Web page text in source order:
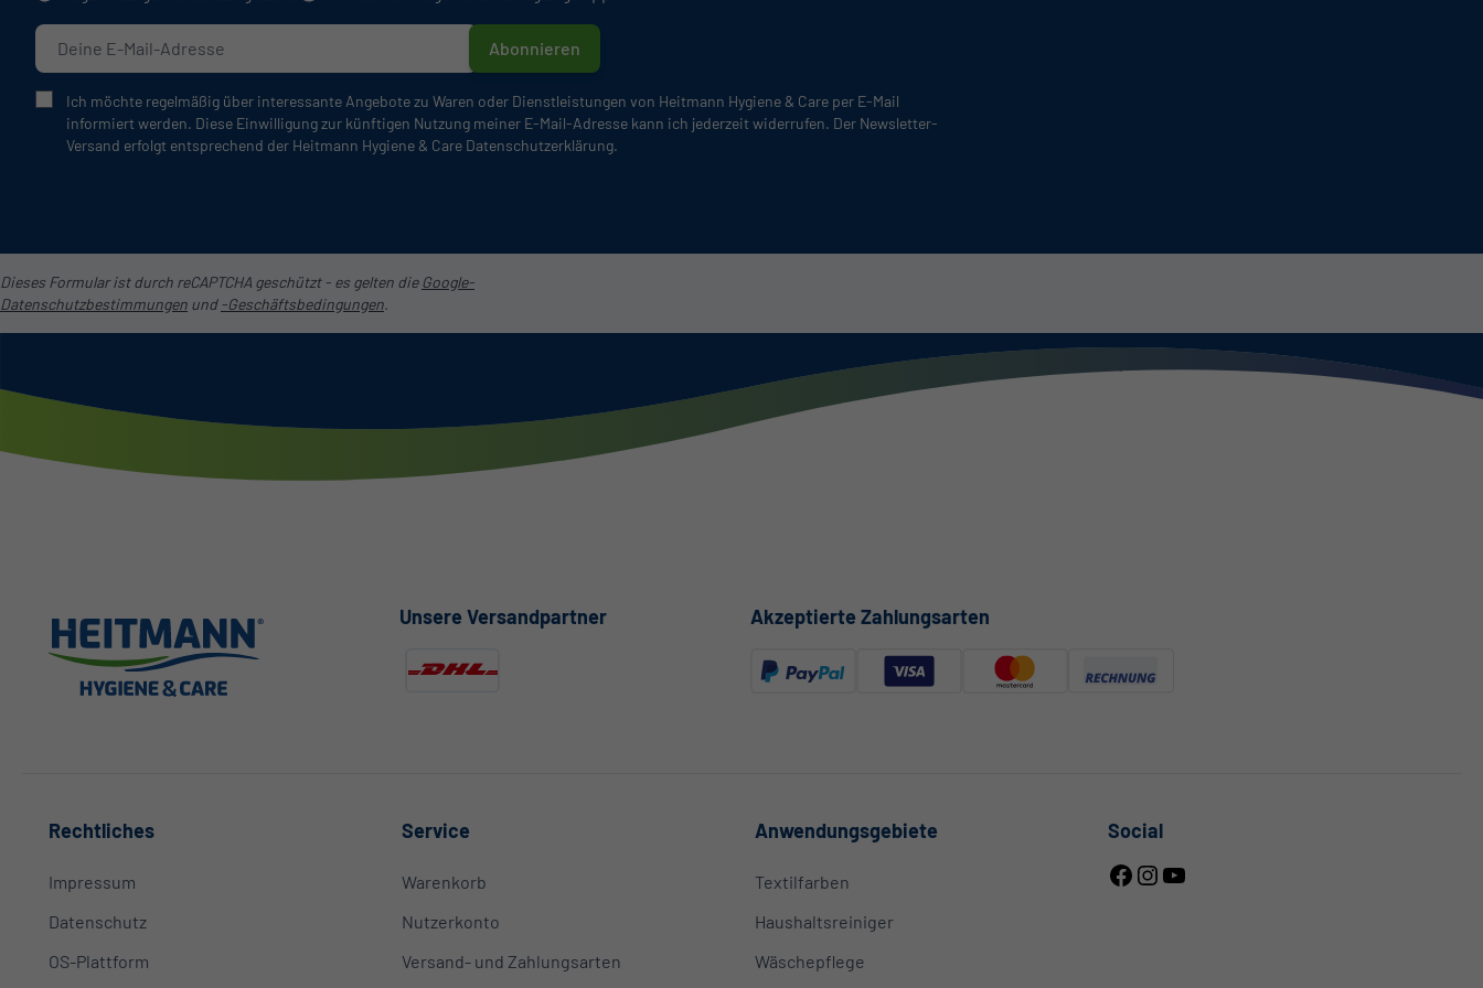
Abonnieren
Ich möchte regelmäßig über interessante Angebote zu Waren oder Dienstleistungen von Heitmann Hygiene & Care per E-Mail
informiert werden. Diese Einwilligung zur künftigen Nutzung meiner E-Mail-Adresse kann ich jederzeit widerrufen. Der Newsletter-
Versand erfolgt entsprechend der Heitmann Hygiene & Care Datenschutzerklärung.
Dieses Formular ist durch reCAPTCHA geschützt - es gelten die Google-
Datenschutzbestimmungen und -Geschäftsbedingungen.
Unsere Versandpartner Akzeptierte Zahlungsarten
Rechtliches
Impressum
Datenschutz
OS-Plattform
Service
Warenkorb
Nutzerkonto
Versand- und Zahlungsarten
Anwendungsgebiete
Textilfarben
Haushaltsreiniger
Wäschepflege
Social